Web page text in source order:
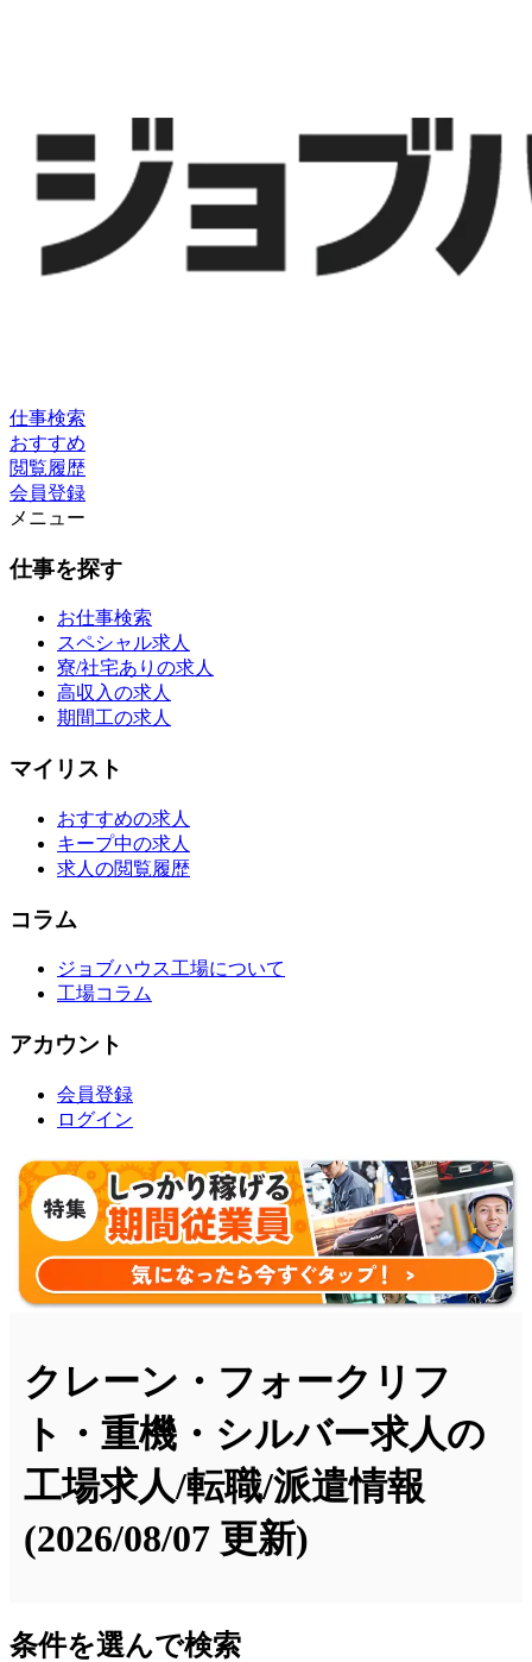
仕事検索
おすすめ
閲覧履歴
会員登録
メニュー
仕事を探す
お仕事検索
スペシャル求人
寮/社宅ありの求人
高収入の求人
期間工の求人
マイリスト
おすすめの求人
キープ中の求人
求人の閲覧履歴
コラム
ジョブハウス工場について
工場コラム
アカウント
会員登録
ログイン
クレーン・フォークリフ
ト・重機・シルバー求人の
工場求人/転職/派遣情報
(2026/08/07 更新)
条件を選んで検索